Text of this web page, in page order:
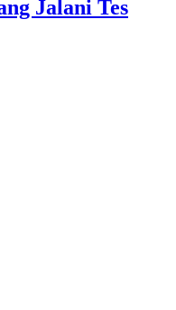
Jalani Tes